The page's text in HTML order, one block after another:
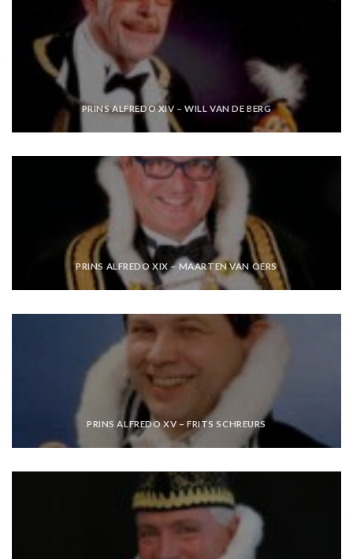
PRINS ALFREDO XIV – WILL VAN DE BERG
PRINS ALFREDO XIX – MAARTEN VAN OERS
PRINS ALFREDO XV – FRITS SCHREURS